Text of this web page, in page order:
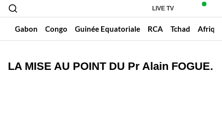
LIVE TV
Gabon Congo Guinée Equatoriale RCA Tchad
LA MISE AU POINT DU Pr Alain FOGUE.